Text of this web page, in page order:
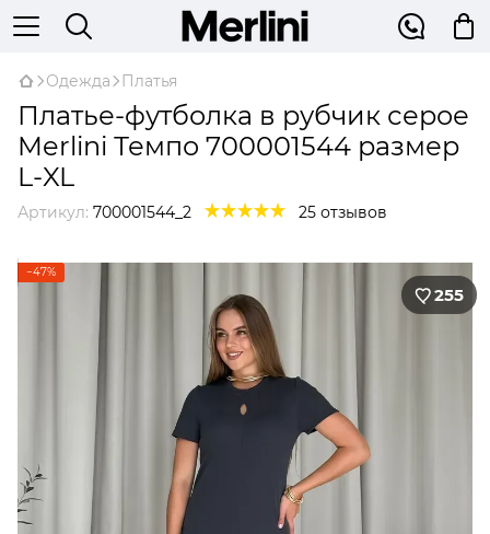
Одежда Платья
Платье-футболка в рубчик серое
Merlini Темпо 700001544 размер
L-XL
Артикул: 700001544_2 25 отзывов
−47%
255